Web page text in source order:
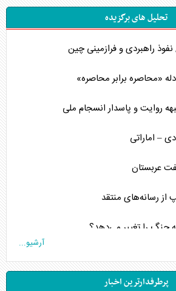
تحلیل های برگزیده
راهبردی و فرازمینی چین
«محاصره برابر محاصره»
روایت و پاسدار انسجام ملی
– اماراتی
عربستان
رسانه‌های منتقد
را تغییر می‌دهد؟
نظامیان آمریکایی
آرشیو...
پرطرفدارترین اخبار